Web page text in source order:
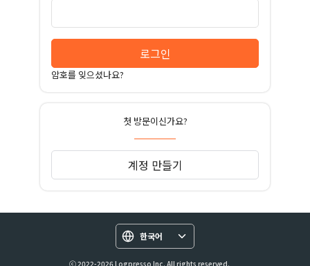
로그인
암호를 잊으셨나요?
첫 방문이신가요?
계정 만들기
한국어
ⓒ 2022-2026 Logpresso Inc. All rights reserved.